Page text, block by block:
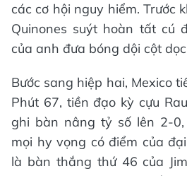
các cơ hội nguy hiểm. Trước
Quinones suýt hoàn tất cú
của anh đưa bóng dội cột
Bước sang hiệp hai, Mexico
Phút 67, tiền đạo kỳ cựu
ghi bàn nâng tỷ số lên 2-
mọi hy vọng có điểm của
là bàn thắng thứ 46 của